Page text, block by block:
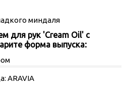
миндаля
для рук 'Cream Oil' с
форма выпуска:
ARAVIA